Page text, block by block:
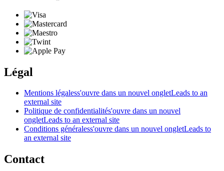
Légal
Mentions légaless'ouvre dans un nouvel ongletLeads to an
external site
Politique de confidentialités'ouvre dans un nouvel
ongletLeads to an external site
Conditions généraless'ouvre dans un nouvel ongletLeads to
an external site
Contact